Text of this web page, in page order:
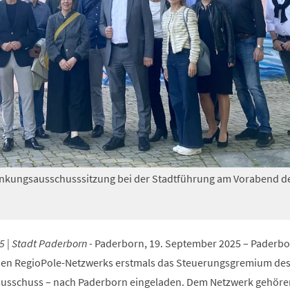
bei der Stadtführung am Vorabend
| Stadt Paderborn - Paderborn, 19. September 2025 –
RegioPole-Netzwerks erstmals das Steuerungsgremium des
– nach Paderborn eingeladen. Dem Netzwerk